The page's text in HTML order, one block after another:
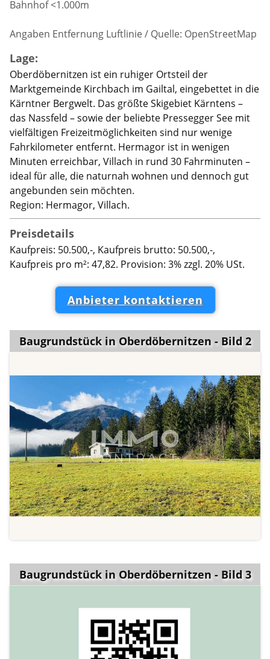
Bahnhof <1.000m
Angaben Entfernung Luftlinie / Quelle: OpenStreetMap
Lage:
Oberdöbernitzen ist ein ruhiger Ortsteil der
Marktgemeinde Kirchbach im Gailtal, eingebettet in die
Kärntner Bergwelt. Das größte Skigebiet Kärntens –
das Nassfeld – sowie der beliebte Pressegger See mit
vielfältigen Freizeitmöglichkeiten sind nur wenige
Fahrkilometer entfernt. Hermagor ist in wenigen
Minuten erreichbar, Villach in rund 30 Fahrminuten –
ideal für alle, die naturnah wohnen und dennoch gut
angebunden sein möchten.
Region: Hermagor, Villach.
Preisdetails
Kaufpreis: 50.500,-, Kaufpreis brutto: 50.500,-,
Kaufpreis pro m²: 47,82. Provision: 3% zzgl. 20% USt.
Anbieter kontaktieren
Baugrundstück in Oberdöbernitzen - Bild 2
Baugrundstück in Oberdöbernitzen - Bild 3